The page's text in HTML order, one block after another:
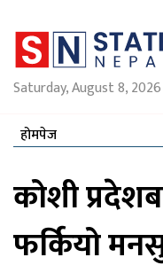
Saturday, August 8, 2026
होमपेज
कोशी
फर्कियो